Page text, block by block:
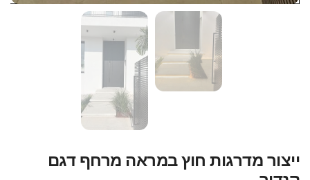
ייצור מדרגות חוץ במראה מרחף דגם